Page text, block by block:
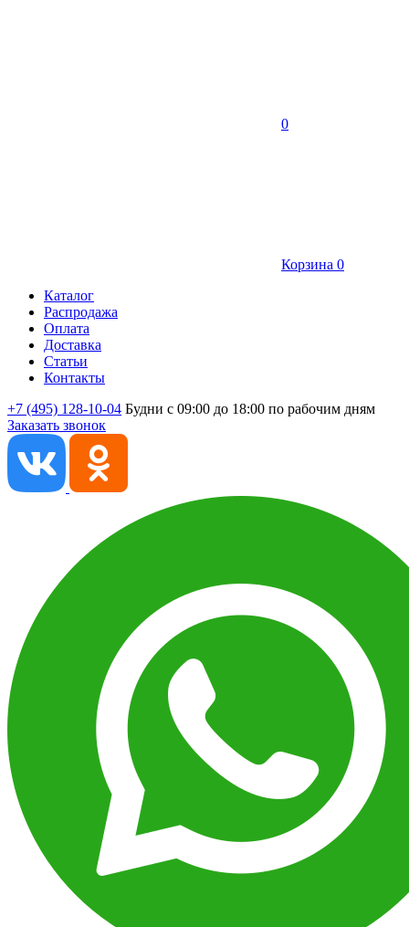
0
Корзина 0
Каталог
Распродажа
Оплата
Доставка
Статьи
Контакты
+7 (495) 128-10-04 Будни с 09:00 до 18:00 по рабочим дням
Заказать звонок